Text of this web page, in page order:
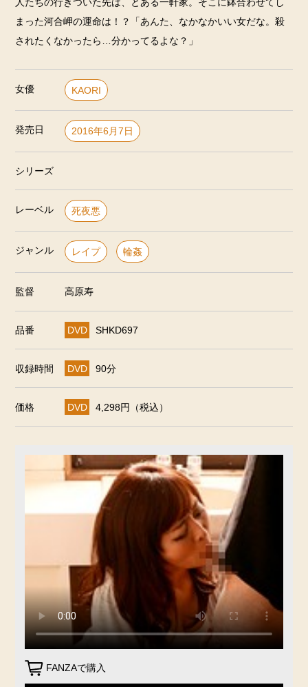
人たちの行きついた先は、とある一軒家。そこに鉢合わせてし
まった河合岬の運命は！？「あんた、なかなかいい女だな。殺
されたくなかったら…分かってるよな？」
女優 KAORI
発売日 2016年6月7日
シリーズ
レーベル 死夜悪
ジャンル レイプ 輪姦
監督 高原寿
品番 DVD SHKD697
収録時間 DVD 90分
価格 DVD 4,298円（税込）
FANZAで購入